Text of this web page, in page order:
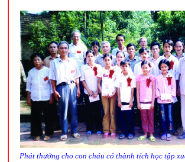
Phát thưởng cho con cháu có thành tích học tập